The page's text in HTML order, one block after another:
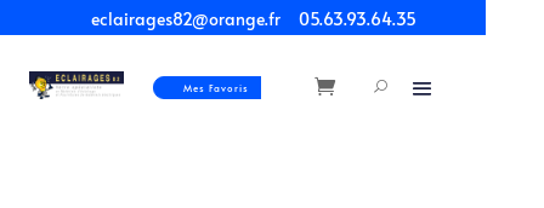
eclairages82@orange.fr 05.63.93.64.35
Mes Favoris